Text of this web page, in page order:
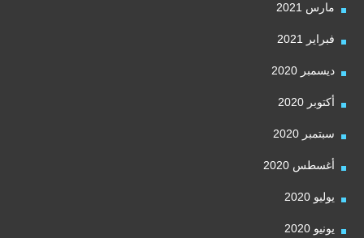
مارس 2021
فبراير 2021
ديسمبر 2020
أكتوبر 2020
سبتمبر 2020
أغسطس 2020
يوليو 2020
يونيو 2020